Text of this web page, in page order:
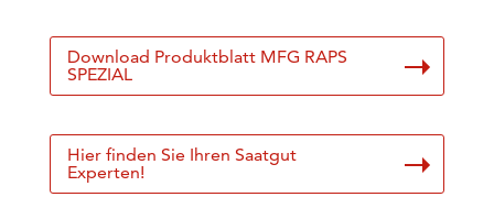
Download Produktblatt MFG RAPS
SPEZIAL
Hier finden Sie Ihren Saatgut
Experten!